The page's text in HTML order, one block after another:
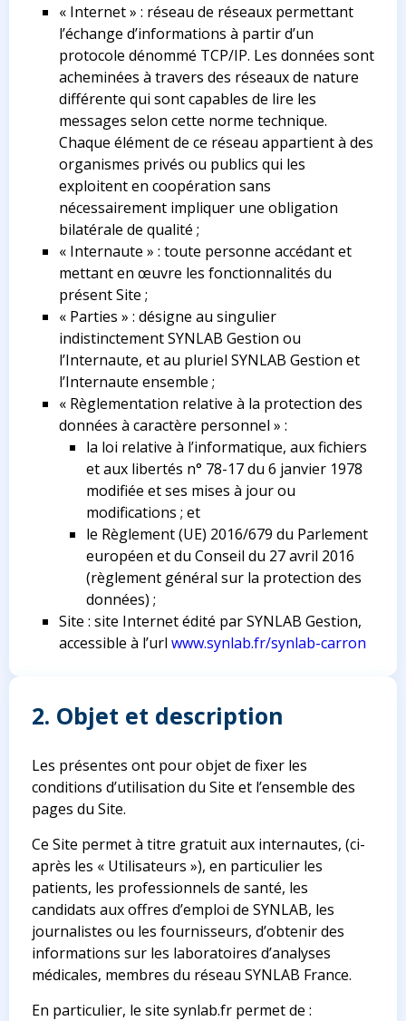
« Internet » : réseau de réseaux permettant
l’échange d’informations à partir d’un
protocole dénommé TCP/IP. Les données sont
acheminées à travers des réseaux de nature
différente qui sont capables de lire les
messages selon cette norme technique.
Chaque élément de ce réseau appartient à des
organismes privés ou publics qui les
exploitent en coopération sans
nécessairement impliquer une obligation
bilatérale de qualité ;
« Internaute » : toute personne accédant et
mettant en œuvre les fonctionnalités du
présent Site ;
« Parties » : désigne au singulier
indistinctement SYNLAB Gestion ou
l’Internaute, et au pluriel SYNLAB Gestion et
l’Internaute ensemble ;
« Règlementation relative à la protection des
données à caractère personnel » :
la loi relative à l’informatique, aux fichiers
et aux libertés n° 78-17 du 6 janvier 1978
modifiée et ses mises à jour ou
modifications ; et
le Règlement (UE) 2016/679 du Parlement
européen et du Conseil du 27 avril 2016
(règlement général sur la protection des
données) ;
Site : site Internet édité par SYNLAB Gestion,
accessible à l’url www.synlab.fr/synlab-carron
2. Objet et description
Les présentes ont pour objet de fixer les
conditions d’utilisation du Site et l’ensemble des
pages du Site.
Ce Site permet à titre gratuit aux internautes, (ci-
après les « Utilisateurs »), en particulier les
patients, les professionnels de santé, les
candidats aux offres d’emploi de SYNLAB, les
journalistes ou les fournisseurs, d’obtenir des
informations sur les laboratoires d’analyses
médicales, membres du réseau SYNLAB France.
En particulier, le site synlab.fr permet de :